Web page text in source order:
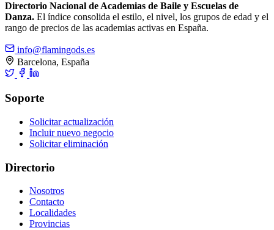
Directorio Nacional de Academias de Baile y Escuelas de
Danza. El índice consolida el estilo, el nivel, los grupos de edad y el
rango de precios de las academias activas en España.
info@flamingods.es
Barcelona, España
Soporte
Solicitar actualización
Incluir nuevo negocio
Solicitar eliminación
Directorio
Nosotros
Contacto
Localidades
Provincias